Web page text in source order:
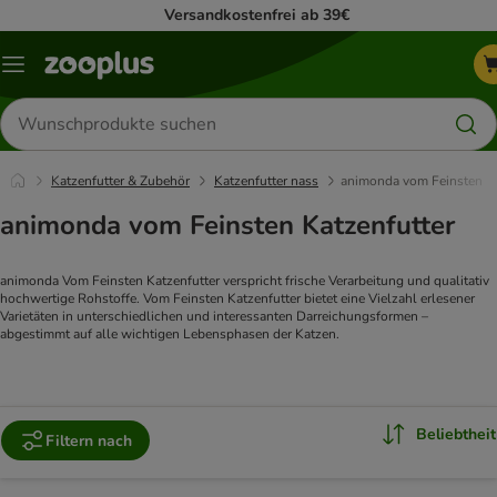
Versandkostenfrei ab 39€
Menü
Produkte
suchen
Katzenfutter & Zubehör Katzenfutter nass animonda vom Feinsten
animonda vom Feinsten Katzenfutter
animonda Vom Feinsten Katzenfutter verspricht frische Verarbeitung und qualitativ
hochwertige Rohstoffe. Vom Feinsten Katzenfutter bietet eine Vielzahl erlesener
Varietäten in unterschiedlichen und interessanten Darreichungsformen –
abgestimmt auf alle wichtigen Lebensphasen der Katzen.
Filtern nach Beliebtheit